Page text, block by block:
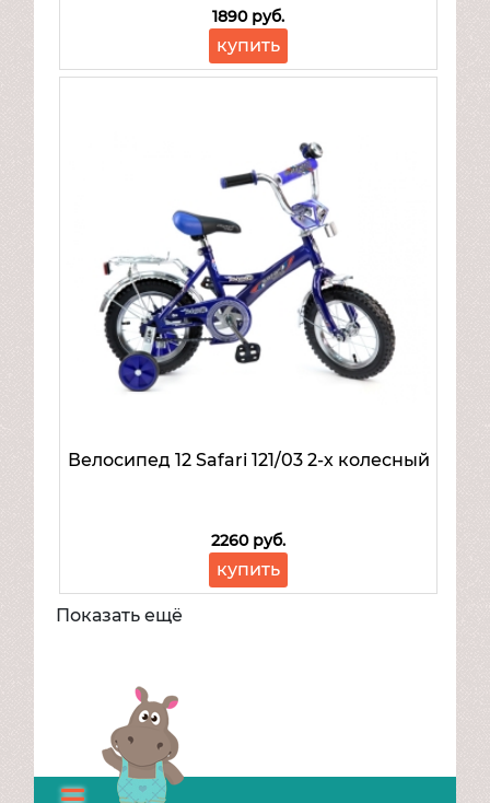
1890 руб.
купить
Велосипед 12 Safari 121/03 2-х колесный
2260 руб.
купить
Показать ещё